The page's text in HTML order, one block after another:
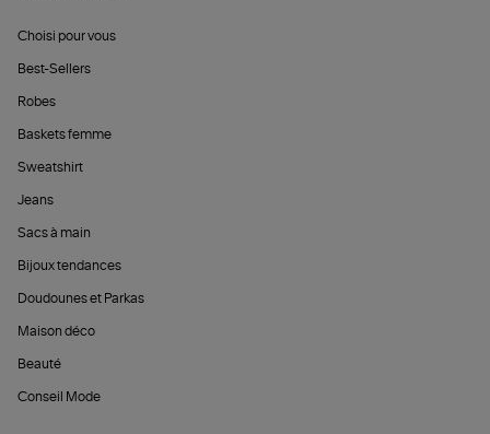
Choisi pour vous
Best-Sellers
Robes
Baskets femme
Sweatshirt
Jeans
Sacs à main
Bijoux tendances
Doudounes et Parkas
Maison déco
Beauté
Conseil Mode